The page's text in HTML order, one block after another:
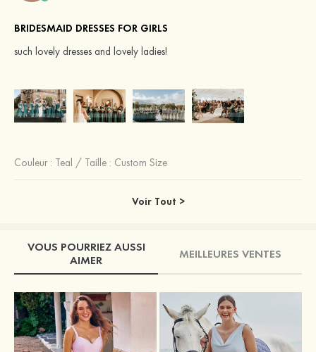
BRIDESMAID DRESSES FOR GIRLS
such lovely dresses and lovely ladies!
Couleur : Teal / Taille : Custom Size
Voir Tout >
VOUS POURRIEZ AUSSI
AIMER
MEILLEURES VENTES